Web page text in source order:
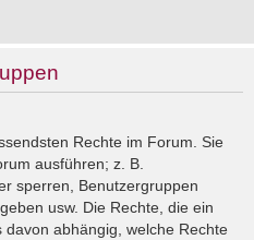
Rechte im Forum. Sie
ausführen; z. B.
sperren, Benutzergruppen
usw. Die Rechte, die ein
abhängig, welche Rechte